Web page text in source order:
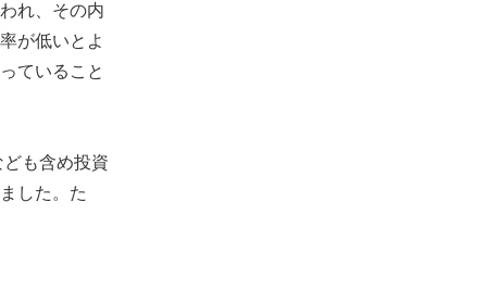
れ、その内
が低いとよ
ていること
も含め投資
した。た